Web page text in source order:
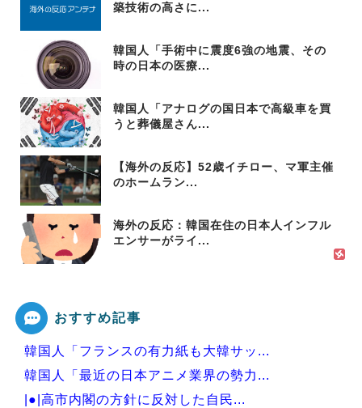
築技術の高さに...
韓国人「手術中に震度6強の地震、その
時の日本の医療...
韓国人「アナログの国日本で高級車を買
うと葬儀屋さん...
【海外の反応】52歳イチロー、マ軍主催
のホームラン...
海外の反応：韓国在住の日本人インフル
エンサーがライ...
おすすめ記事
韓国人「フランスの有力紙も大韓サッ...
韓国人「最近の日本アニメ業界の勢力...
|●|高市内閣の方針に反対した自民...